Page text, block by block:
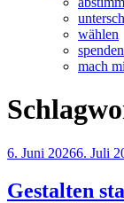
wählen
spenden
mach
Veröffentlicht
6. Juni 20266. Juli
Gestalten